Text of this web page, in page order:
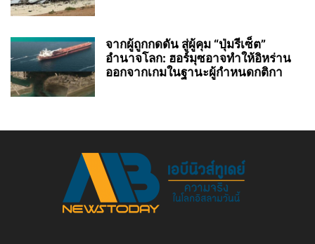
จากผู้ถูกกดดัน สู่ผู้คุม “ปุ่มรีเซ็ต”
อำนาจโลก: ฮอร์มุซอาจทำให้อิหร่าน
ออกจากเกมในฐานะผู้กำหนดกติกา